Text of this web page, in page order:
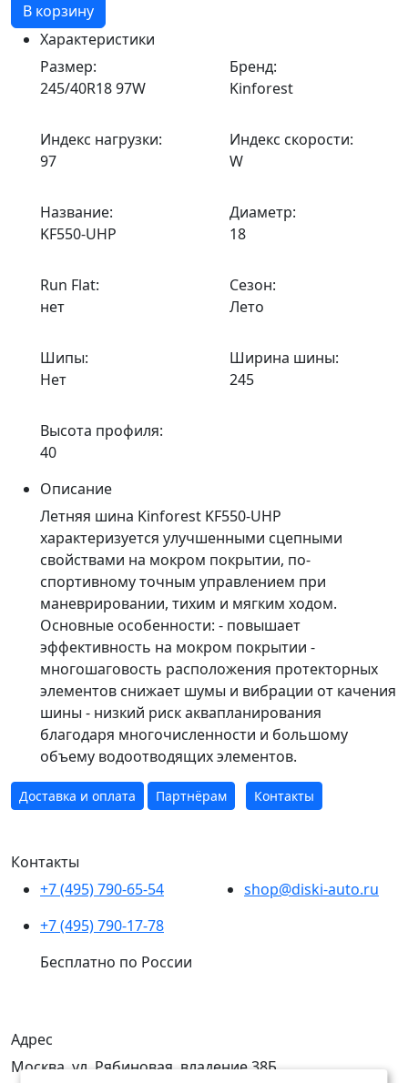
В корзину
Характеристики
Размер:
245/40R18 97W
Бренд:
Kinforest
Индекс нагрузки:
97
Индекс скорости:
W
Название:
KF550-UHP
Диаметр:
18
Run Flat:
нет
Сезон:
Лето
Шипы:
Нет
Ширина шины:
245
Высота профиля:
40
Описание
Летняя шина Kinforest KF550-UHP
характеризуется улучшенными сцепными
свойствами на мокром покрытии, по-
спортивному точным управлением при
маневрировании, тихим и мягким ходом.
Основные особенности: - повышает
эффективность на мокром покрытии -
многошаговость расположения протекторных
элементов снижает шумы и вибрации от качения
шины - низкий риск аквапланирования
благодаря многочисленности и большому
объему водоотводящих элементов.
Доставка и оплата Партнёрам Контакты
Контакты
+7 (495) 790-65-54
+7 (495) 790-17-78
Бесплатно по России
shop@diski-auto.ru
Адрес
Москва, ул. Рябиновая, владение 38Б